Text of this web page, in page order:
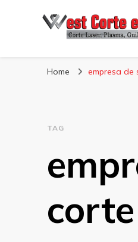
Blog
Home empresa de
TAG